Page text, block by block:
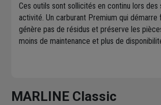
Ces outils sont sollicités en continu lors des
activité. Un carburant Premium qui démarre
génère pas de résidus et préserve les
moins de maintenance et plus de
MARLINE Classic